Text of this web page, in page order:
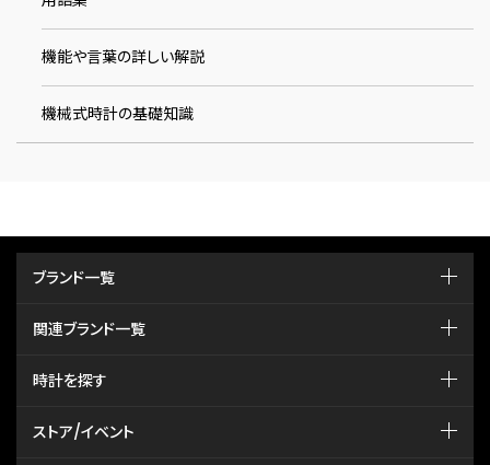
機能や言葉の詳しい解説
機械式時計の基礎知識
ブランド一覧
関連ブランド一覧
時計を探す
ストア/イベント